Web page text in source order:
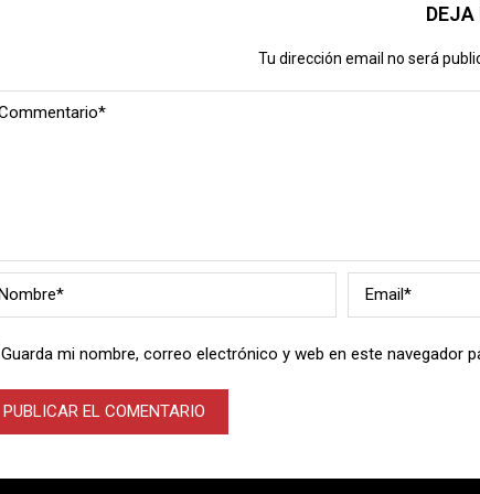
DEJA
Tu dirección email no será
Guarda mi nombre, correo electrónico y web en este navegador